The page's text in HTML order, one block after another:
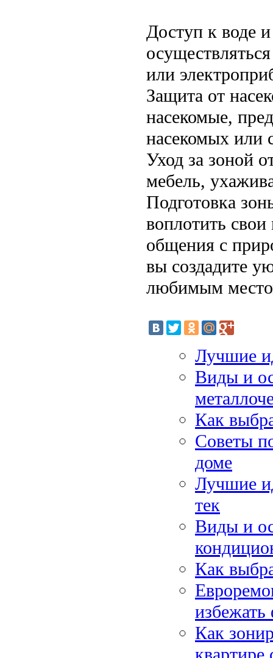
Доступ к воде
или
Защита от
насекомые,
насекомых или
Уход за зоной
мебель,
Подготовка
воплотить
общения с
вы создадите
любимым
Лучшие
Виды и
Как
Советы
доме
Лучшие
тек
Виды и
Как
Как